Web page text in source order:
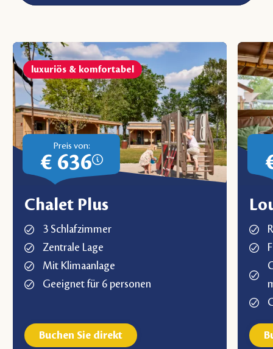
Preis von:
€ 636
luxuriös & komfortabel
Chalet Plus
3 Schlafzimmer
Zentrale Lage
Mit Klimaanlage
Geeignet für 6 personen
Buchen Sie direkt